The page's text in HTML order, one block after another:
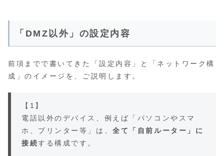
「DMZ以外」の設定内容
前項までで書いてきた「設定内容」と「ネットワーク構
成」のイメージを、ご説明します。
【1】
電話以外のデバイス、例えば「パソコンやスマ
ホ、プリンター等」は、全て「自前ルーター」に
接続する構成です。